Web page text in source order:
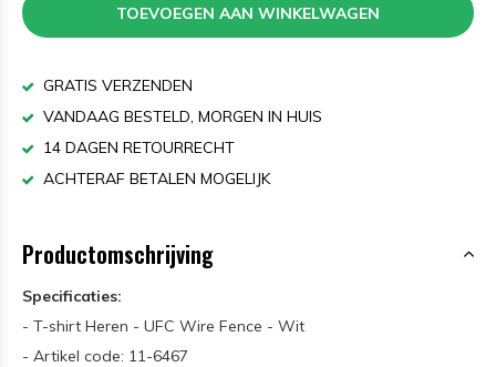
TOEVOEGEN AAN WINKELWAGEN
GRATIS VERZENDEN
VANDAAG BESTELD, MORGEN IN HUIS
14 DAGEN RETOURRECHT
ACHTERAF BETALEN MOGELIJK
Productomschrijving
Specificaties:
- T-shirt Heren - UFC Wire Fence - Wit
- Artikel code: 11-6467